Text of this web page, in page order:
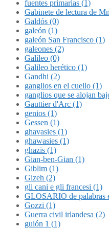
fuentes primarias (1)
Gabinete de lectura de
Galdós (0)
galeón (1)
galeón San Francisco (1)
galeones (2)
Galileo (0)
Galileo herético (1)
Gandhi (2)
ganglios en el cuello (1)
ganglios que se alojan
Gauttier d'Arc (1)
genios (1)
Gessen (1)
ghavasies (1)
ghawasies (1)
ghazis (1)
Gian-ben-Gian (1)
Giblim (1)
Gizeh (2)
gli cani e gli francesi (1)
GLOSARIO de palabras
Gozzi (1)
Guerra civil irlandesa (2)
guión 1 (1)